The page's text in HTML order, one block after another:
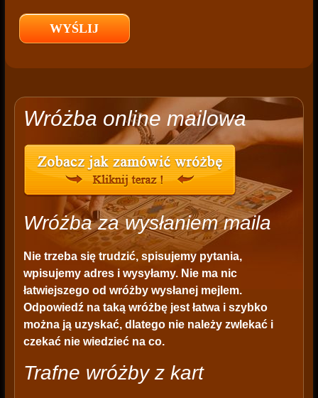
Wróżba online mailowa
Wróżba za wysłaniem maila
Nie trzeba się trudzić, spisujemy pytania,
wpisujemy adres i wysyłamy. Nie ma nic
łatwiejszego od wróżby wysłanej mejlem.
Odpowiedź na taką wróżbę jest łatwa i szybko
można ją uzyskać, dlatego nie należy zwlekać i
czekać nie wiedzieć na co.
Trafne wróżby z kart